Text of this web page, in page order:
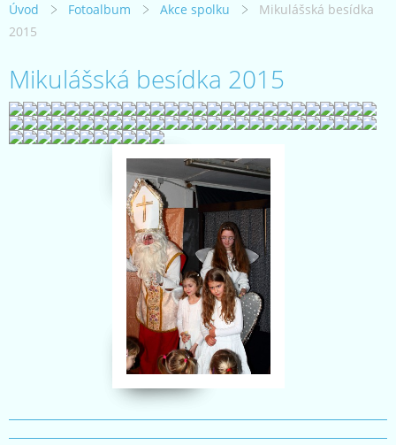
Úvod Fotoalbum Akce spolku
Mikulášská besídka
2015
Mikulášská besídka 2015